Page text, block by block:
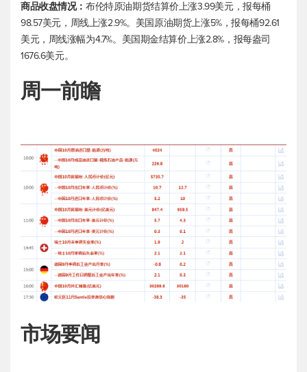
商品收盘情况：布伦特原油期货结算价上涨3.99美元，报每桶
98.57美元，周线上涨2.9%。美国原油期货上涨5%，报每桶92.61
美元，周线涨幅为4.7%。美国期金结算价上涨2.8%，报每盎司
1676.6美元。
周一前瞻
市场要闻